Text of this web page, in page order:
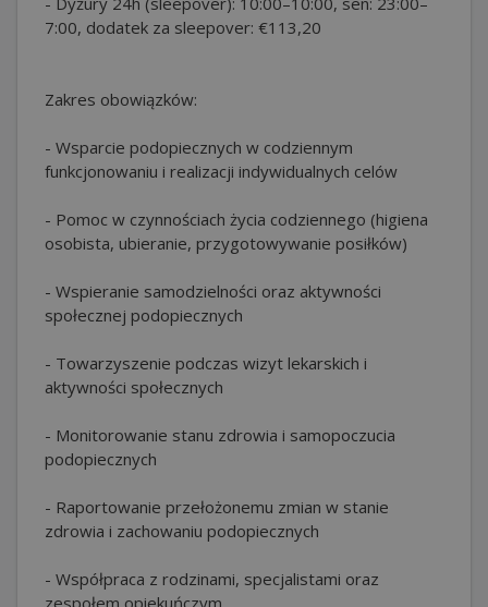
7:00, dodatek za sleepover: €113,20
Zakres obowiązków:
- Wsparcie podopiecznych w codziennym
funkcjonowaniu i realizacji indywidualnych celów
- Pomoc w czynnościach życia codziennego (higiena
osobista, ubieranie, przygotowywanie posiłków)
- Wspieranie samodzielności oraz aktywności
społecznej podopiecznych
- Towarzyszenie podczas wizyt lekarskich i
aktywności społecznych
- Monitorowanie stanu zdrowia i samopoczucia
podopiecznych
- Raportowanie przełożonemu zmian w stanie
zdrowia i zachowaniu podopiecznych
- Współpraca z rodzinami, specjalistami oraz
zespołem opiekuńczym